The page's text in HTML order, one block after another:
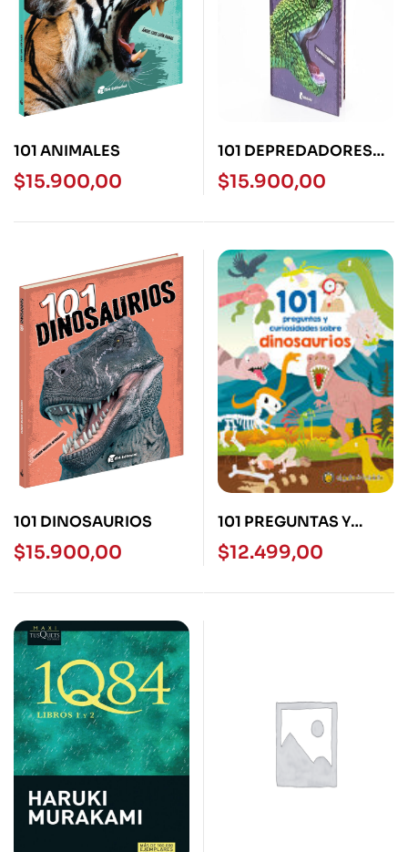
101 ANIMALES
$15.900,00
101 DEPREDADORES
EXTREMOS – TD
$15.900,00
101 DINOSAURIOS
$15.900,00
101 PREGUNTAS Y
CURIOSIDADES SOBRE
DINOSAURIOS
$12.499,00